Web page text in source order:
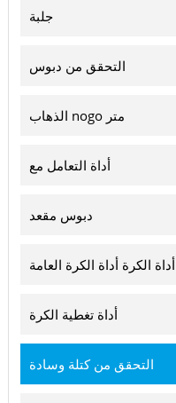
جلبة
التحقق من دبوس
الذهاب nogo متر
أداة التعامل مع
دبوس مقعد
أداة الكرة أداة الكرة العامة
أداة تغطية الكرة
التحقق من كتلة وسادة